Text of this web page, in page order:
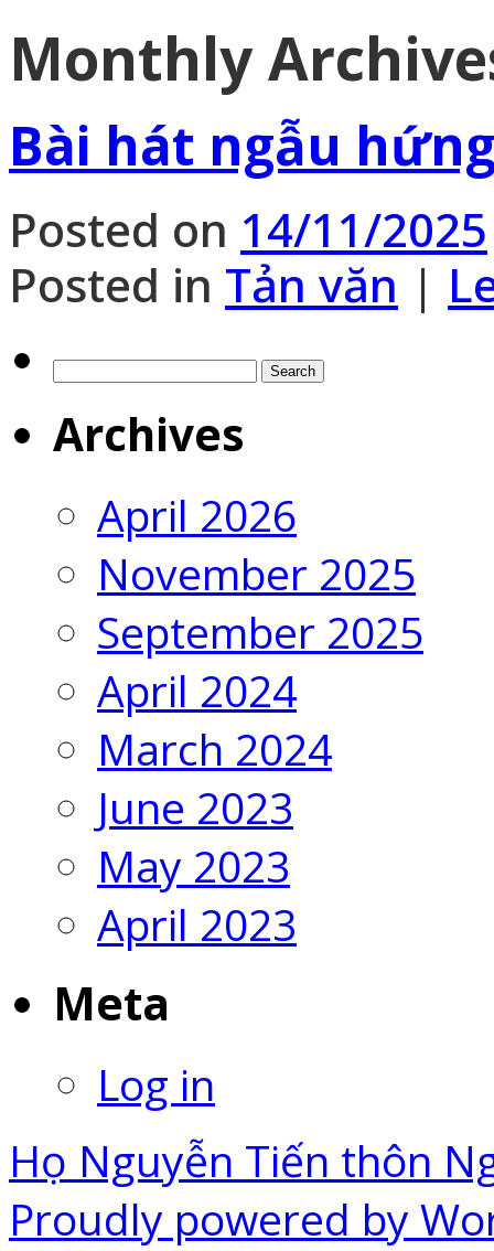
Monthly
Bài hát ngẫu
Posted on 14/11/2025
Posted in Tản văn |
Search
Archives
April 2026
November 2025
September 2025
April 2024
March 2024
June 2023
May 2023
April 2023
Meta
Log in
Họ Nguyễn Tiến thôn
Proudly powered by